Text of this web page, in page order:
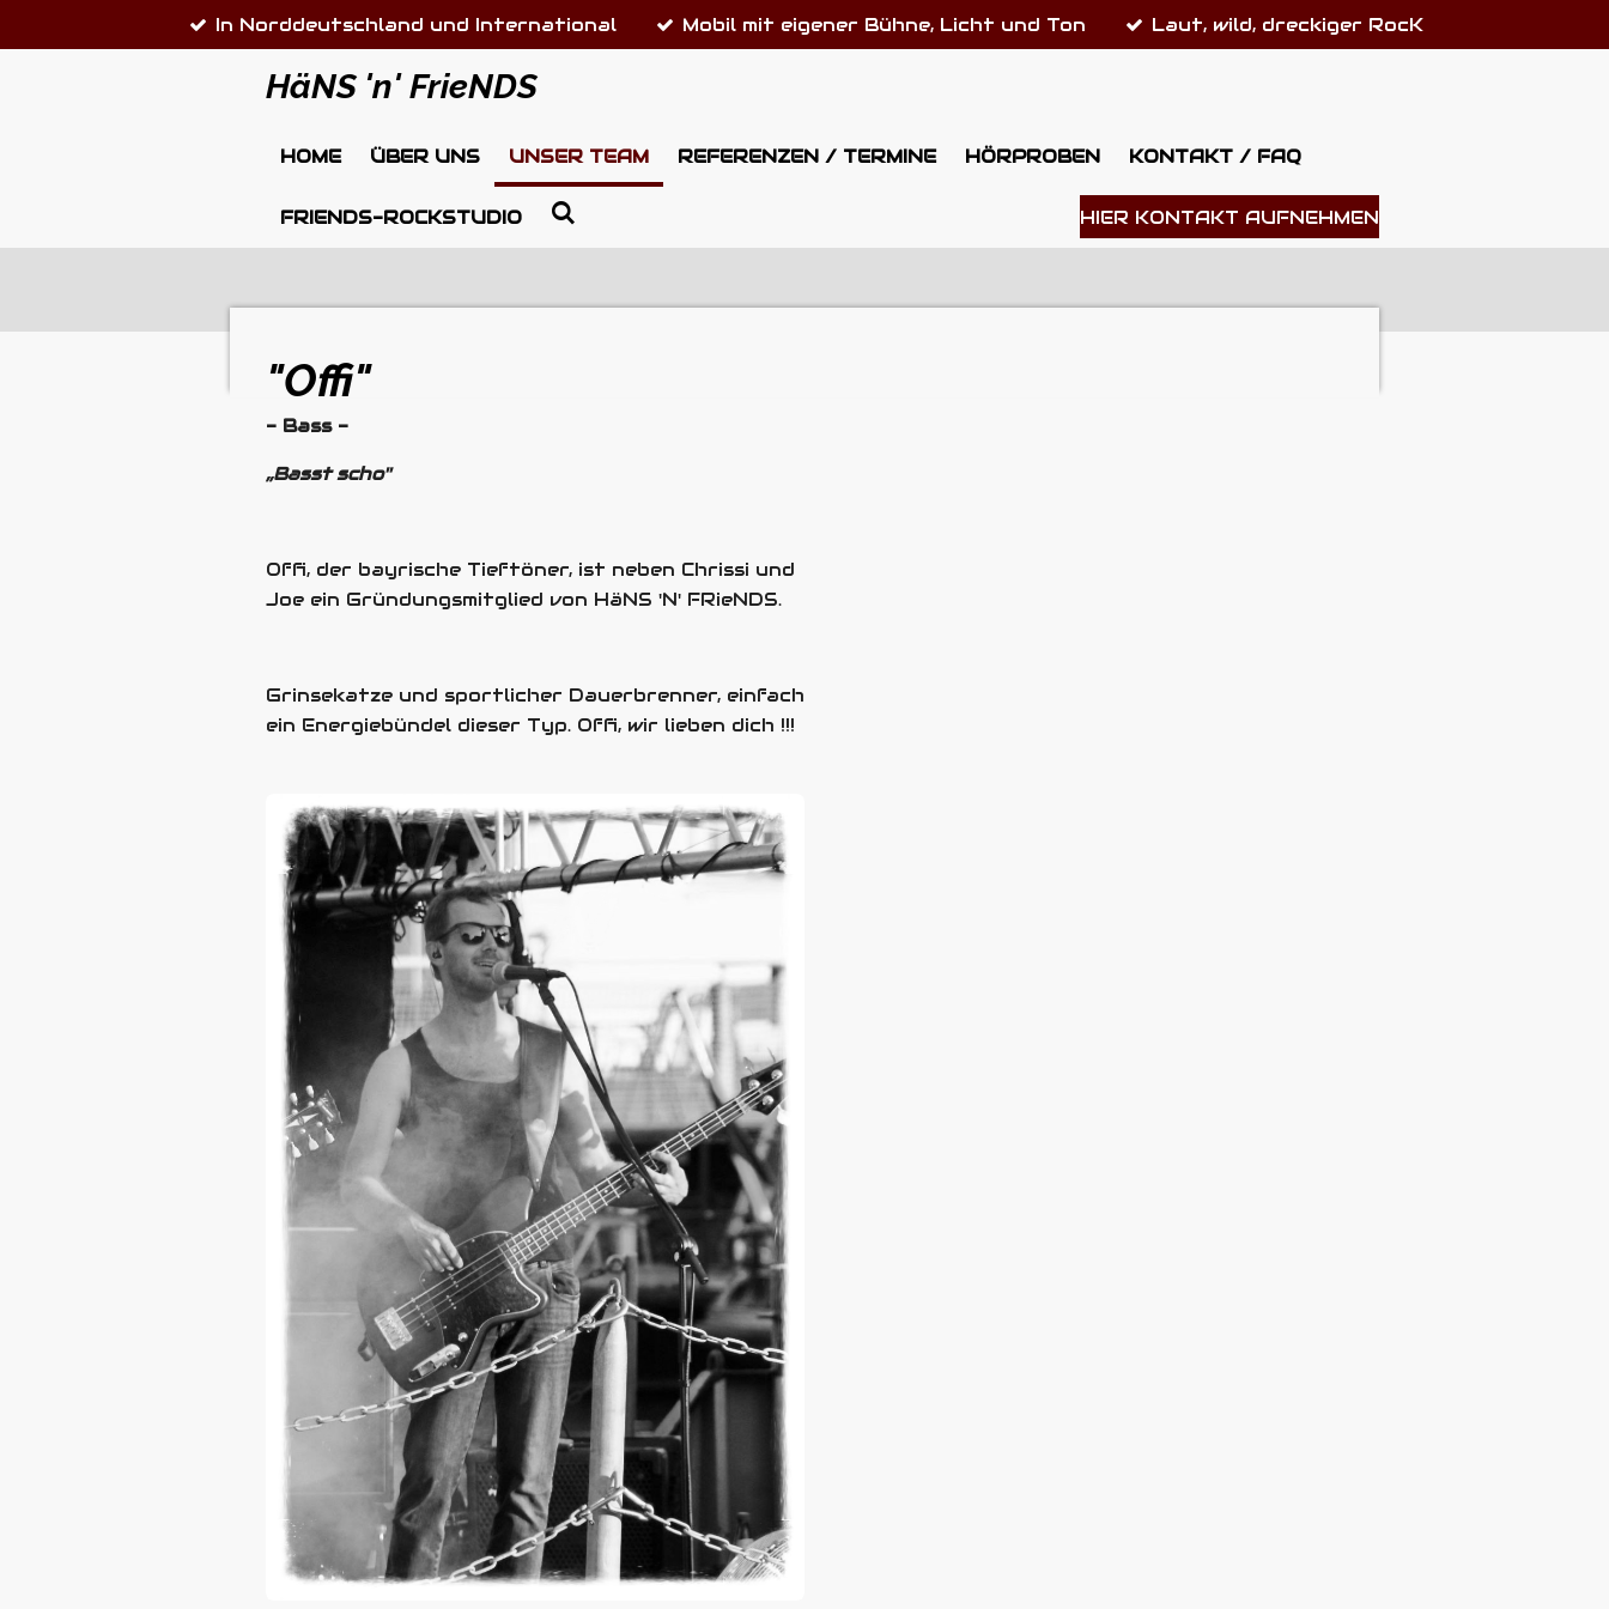
Hauptinhalt
In Norddeutschland und International Mobil mit eigener Bühne, Licht und Ton Laut, wild, dreckiger RocK
HäNS 'n' FrieNDS
HOME ÜBER UNS UNSER TEAM REFERENZEN / TERMINE HÖRPROBEN KONTAKT / FAQ
FRIENDS-ROCKSTUDIO HIER KONTAKT AUFNEHMEN
"Offi"
- Bass -
,,Basst scho''
Offi, der bayrische Tieftöner, ist neben Chrissi und
Joe ein Gründungsmitglied von HäNS 'N' FRieNDS.
Grinsekatze und sportlicher Dauerbrenner, einfach
ein Energiebündel dieser Typ. Offi, wir lieben dich !!!